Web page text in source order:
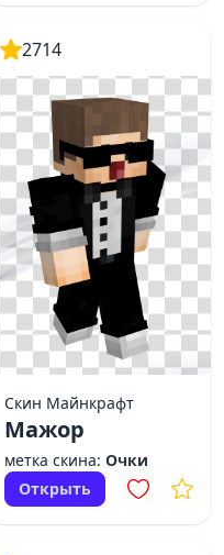
2714
Скин Майнкрафт
Мажор
метка скина: Очки
Открыть